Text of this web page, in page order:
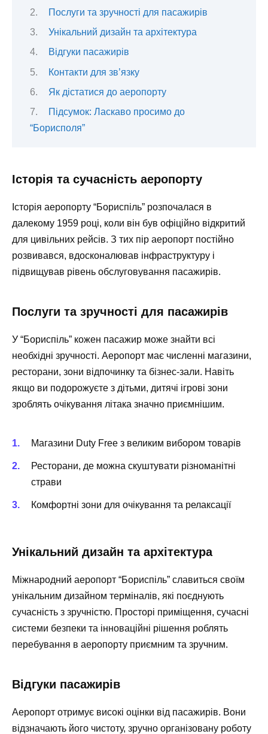
Послуги та зручності для пасажирів
Унікальний дизайн та архітектура
Відгуки пасажирів
Контакти для зв’язку
Як дістатися до аеропорту
Підсумок: Ласкаво просимо до
“Борисполя”
Історія та сучасність аеропорту
Історія аеропорту “Бориспіль” розпочалася в
далекому 1959 році, коли він був офіційно відкритий
для цивільних рейсів. З тих пір аеропорт постійно
розвивався, вдосконалював інфраструктуру і
підвищував рівень обслуговування пасажирів.
Послуги та зручності для пасажирів
У “Бориспіль” кожен пасажир може знайти всі
необхідні зручності. Аеропорт має численні магазини,
ресторани, зони відпочинку та бізнес-зали. Навіть
якщо ви подорожуєте з дітьми, дитячі ігрові зони
зроблять очікування літака значно приємнішим.
Магазини Duty Free з великим вибором товарів
Ресторани, де можна скуштувати різноманітні
страви
Комфортні зони для очікування та релаксації
Унікальний дизайн та архітектура
Міжнародний аеропорт “Бориспіль” славиться своїм
унікальним дизайном терміналів, які поєднують
сучасність з зручністю. Просторі приміщення, сучасні
системи безпеки та інноваційні рішення роблять
перебування в аеропорту приємним та зручним.
Відгуки пасажирів
Аеропорт отримує високі оцінки від пасажирів. Вони
відзначають його чистоту, зручно організовану роботу